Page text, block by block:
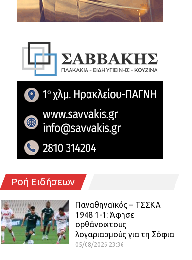
Ροή Ειδήσεων
Παναθηναϊκός – ΤΣΣΚΑ
1948 1-1: Άφησε
ορθάνοιχτους
λογαριασμούς για τη Σόφια
05/08/2026 23:36